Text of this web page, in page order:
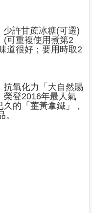
許甘蔗冰糖(可選)
(可重複使用煮第2
道很好；要用時取2
抗氧化力「大自然賜
榮登2016年最人氣
的「薑黃拿鐵」，
。